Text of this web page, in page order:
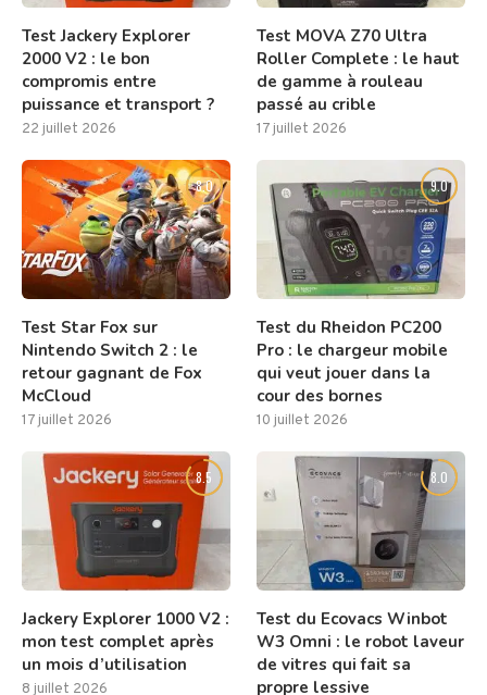
Test Jackery Explorer
2000 V2 : le bon
compromis entre
puissance et transport ?
22 juillet 2026
Test MOVA Z70 Ultra
Roller Complete : le haut
de gamme à rouleau
passé au crible
17 juillet 2026
8.0
Test Star Fox sur
Nintendo Switch 2 : le
retour gagnant de Fox
McCloud
17 juillet 2026
9.0
Test du Rheidon PC200
Pro : le chargeur mobile
qui veut jouer dans la
cour des bornes
10 juillet 2026
8.5
Jackery Explorer 1000 V2 :
mon test complet après
un mois d’utilisation
8 juillet 2026
8.0
Test du Ecovacs Winbot
W3 Omni : le robot laveur
de vitres qui fait sa
propre lessive